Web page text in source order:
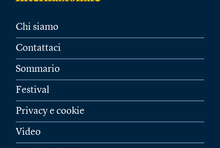
Chi siamo
Contattaci
Sommario
Festival
Privacy e cookie
Video